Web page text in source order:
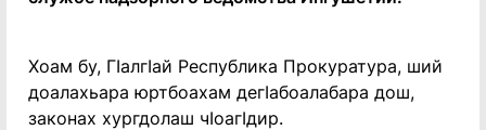
Хоам бу, ГIалгIай Республика Прокуратура, ший
доалахьара юртбоахам дегIабоалабара дош,
законах хургдолаш чIоагIдир.